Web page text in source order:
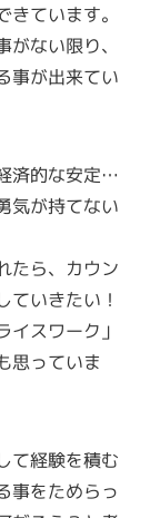
ています。
ない限り、
事が出来てい
済的な安定…
気が持てない
たら、カウン
ていきたい！
スワーク」
思っていま
て経験を積む
事をためらっ